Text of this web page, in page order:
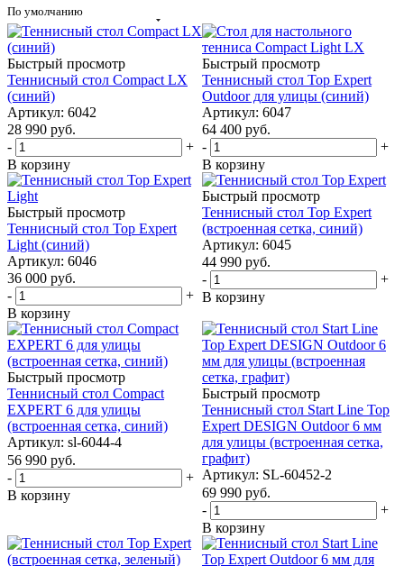
По умолчанию
Быстрый просмотр
Теннисный стол Compact LX
(синий)
Артикул: 6042
28 990 руб.
-
+
В корзину
Быстрый просмотр
Теннисный стол Top Expert
Outdoor для улицы (синий)
Артикул: 6047
64 400 руб.
-
+
В корзину
Быстрый просмотр
Теннисный стол Top Expert
Light (синий)
Артикул: 6046
36 000 руб.
-
+
В корзину
Быстрый просмотр
Теннисный стол Top Expert
(встроенная сетка, синий)
Артикул: 6045
44 990 руб.
-
+
В корзину
Быстрый просмотр
Теннисный стол Compact
EXPERT 6 для улицы
(встроенная сетка, синий)
Артикул: sl-6044-4
56 990 руб.
-
+
В корзину
Быстрый просмотр
Теннисный стол Start Line Top
Expert DESIGN Outdoor 6 мм
для улицы (встроенная сетка,
графит)
Артикул: SL-60452-2
69 990 руб.
-
+
В корзину